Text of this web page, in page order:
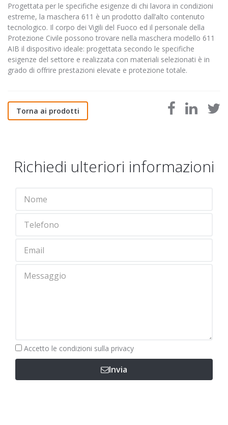
Progettata per le specifiche esigenze di chi lavora in condizioni
estreme, la maschera 611 è un prodotto dall’alto contenuto
tecnologico. Il corpo dei Vigili del Fuoco ed il personale della
Protezione Civile possono trovare nella maschera modello 611
AIB il dispositivo ideale: progettata secondo le specifiche
esigenze del settore e realizzata con materiali selezionati è in
grado di offrire prestazioni elevate e protezione totale.
Torna ai prodotti
Richiedi ulteriori informazioni
Obbligatorio
Accetto le condizioni sulla privacy
Invia